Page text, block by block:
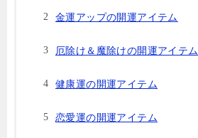
金運アップの開運アイテム
厄除け＆魔除けの開運アイテム
健康運の開運アイテム
恋愛運の開運アイテム